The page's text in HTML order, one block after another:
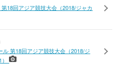
18回アジア競技大会（2018/ジャカ
第18回アジア競技大会（2018/ジ
）